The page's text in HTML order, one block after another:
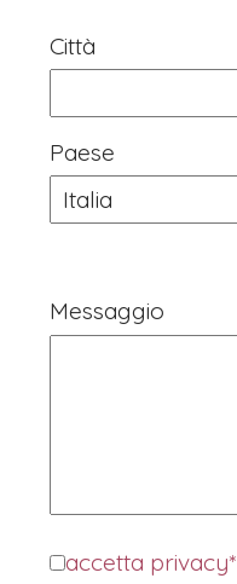
Città
Paese
Messaggio
accetta privacy*